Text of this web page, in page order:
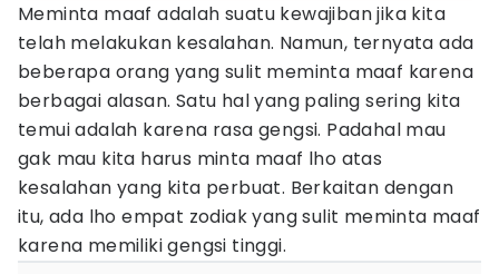
Meminta maaf adalah suatu kewajiban jika kita
telah melakukan kesalahan. Namun, ternyata ada
beberapa orang yang sulit meminta maaf karena
berbagai alasan. Satu hal yang paling sering kita
temui adalah karena rasa gengsi. Padahal mau
gak mau kita harus minta maaf lho atas
kesalahan yang kita perbuat. Berkaitan dengan
itu, ada lho empat zodiak yang sulit meminta maaf
karena memiliki gengsi tinggi.